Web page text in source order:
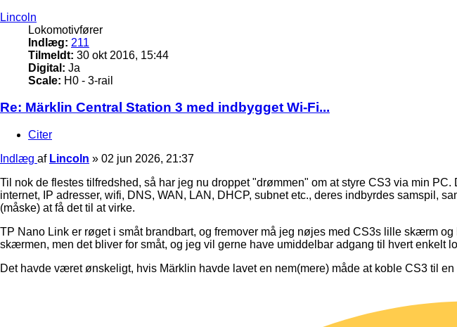
Lincoln
Lokomotivfører
Indlæg: 211
Tilmeldt: 30 okt 2016, 15:44
Digital: Ja
Scale: H0 - 3-rail
Re: Märklin Central Station 3 med indbygget Wi-Fi...
Citer
Indlæg af Lincoln » 02 jun 2026, 21:37
Til nok de flestes tilfredshed, så har jeg nu droppet "drømmen" om at styre CS3 via min
internet, IP adresser, wifi, DNS, WAN, LAN, DHCP, subnet etc., deres indbyrdes samspil,
(måske) at få det til at virke.
TP Nano Link er røget i småt brandbart, og fremover må jeg nøjes med CS3s lille skærm
skærmen, men det bliver for småt, og jeg vil gerne have umiddelbar adgang til hvert enkelt
Det havde været ønskeligt, hvis Märklin havde lavet en nem(mere) måde at koble CS3 til